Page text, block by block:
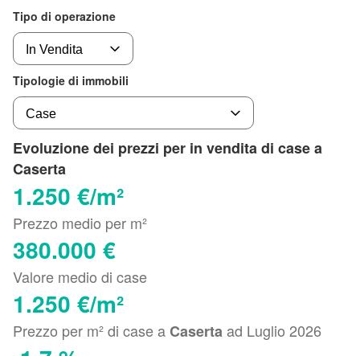
Tipo di operazione
Tipologie di immobili
Evoluzione dei prezzi per in vendita di case a
Caserta
1.250 €/m²
Prezzo medio per m²
380.000 €
Valore medio di case
1.250 €/m²
Prezzo per m² di case aCasertaad Luglio 2026